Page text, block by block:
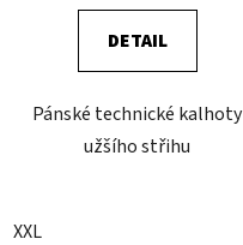
DETAIL
Pánské technické kalhoty
užšího střihu
XXL